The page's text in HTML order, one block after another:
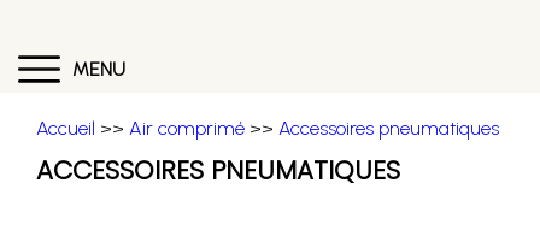
MENU
Accueil >> Air comprimé >> Accessoires pneumatiques
ACCESSOIRES PNEUMATIQUES